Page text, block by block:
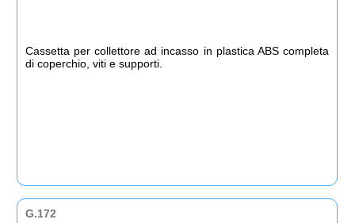
Cassetta per collettore ad incasso in plastica ABS completa
di coperchio, viti e supporti.
G.172